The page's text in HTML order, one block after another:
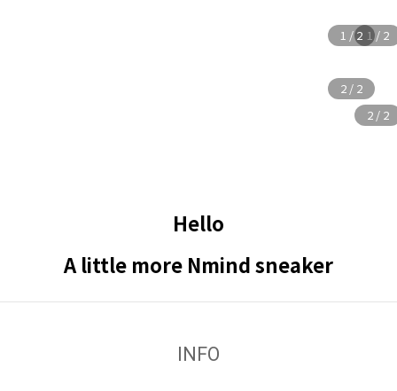
Hello
A little more Nmind sneaker
INFO